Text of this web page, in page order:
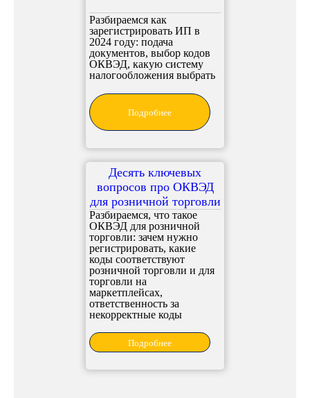
Разбираемся как
зарегистрировать ИП в
2024 году: подача
документов, выбор кодов
ОКВЭД, какую систему
налогообложения выбрать
Подробнее
Десять ключевых
вопросов про ОКВЭД
для розничной торговли
Разбираемся, что такое
ОКВЭД для розничной
торговли: зачем нужно
регистрировать, какие
коды соответствуют
розничной торговли и для
торговли на
маркетплейсах,
ответственность за
некорректные коды
Подробнее